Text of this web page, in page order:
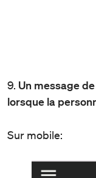
9. Un message
lorsque la
Sur mobile: